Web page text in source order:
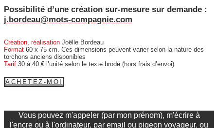
Possibilité d’une création sur-mesure sur demande :
j.bordeau@mots-compagnie.com
Création, réalisation Joëlle Bordeau
Format 60 x 75 cm. Ces dimensions peuvent varier selon la nature des
torchons anciens disponibles
Tarif 30 à 40 € l’unité selon le texte brodé (hors frais d’envoi)
ACHETEZ-MOI
Vous pouvez m'appeler (par mon prénom), m'écrire à
l'encre ou à l'ordinateur, par email ou pigeon voyageur, ou